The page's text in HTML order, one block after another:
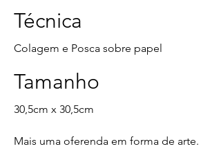
Técnica
Colagem e Posca sobre papel
Tamanho
30,5cm x 30,5cm
Mais uma oferenda em forma de arte.